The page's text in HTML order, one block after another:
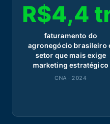
R$4,4
faturamento do
agronegócio brasileiro
setor que mais exige
marketing estratégico
CNA · 2024